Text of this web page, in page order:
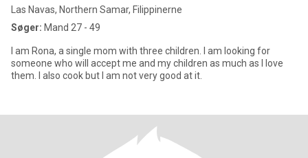
Las Navas, Northern Samar, Filippinerne
Søger: Mand 27 - 49
I am Rona, a single mom with three children. I am looking for
someone who will accept me and my children as much as I love
them. I also cook but I am not very good at it.